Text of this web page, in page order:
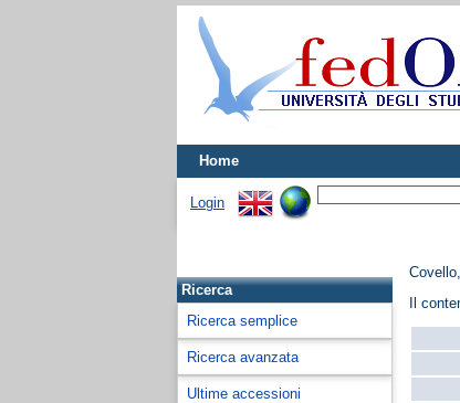
Home
Login
Ricerca
Ricerca semplice
Ricerca avanzata
Ultime accessioni
Il